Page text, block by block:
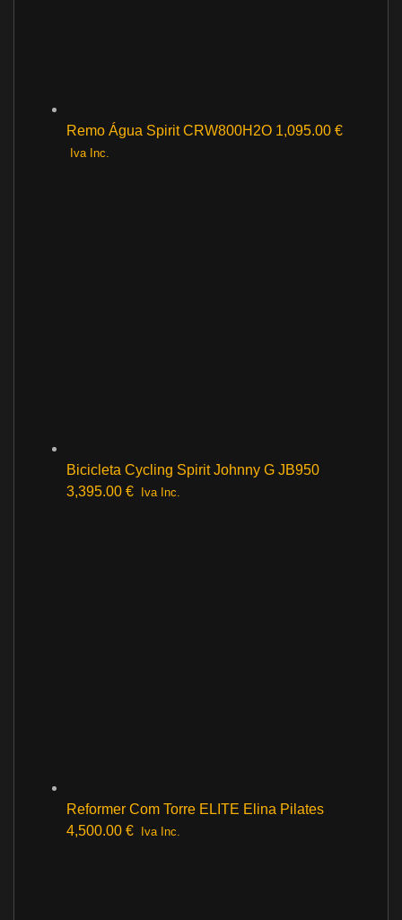
Remo Água Spirit CRW800H2O 1,095.00 €
Iva Inc.
Bicicleta Cycling Spirit Johnny G JB950
3,395.00 € Iva Inc.
Reformer Com Torre ELITE Elina Pilates
4,500.00 € Iva Inc.